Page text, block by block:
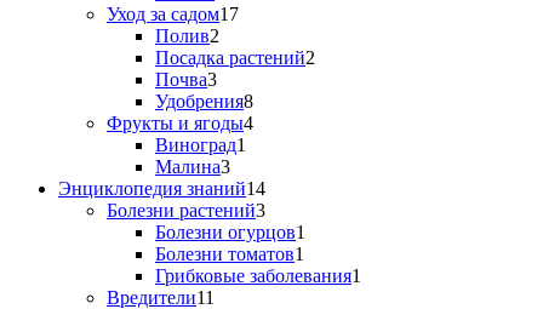
Уход за садом17
Полив2
Посадка растений2
Почва3
Удобрения8
Фрукты и ягоды4
Виноград1
Малина3
Энциклопедия знаний14
Болезни растений3
Болезни огурцов1
Болезни томатов1
Грибковые заболевания1
Вредители11